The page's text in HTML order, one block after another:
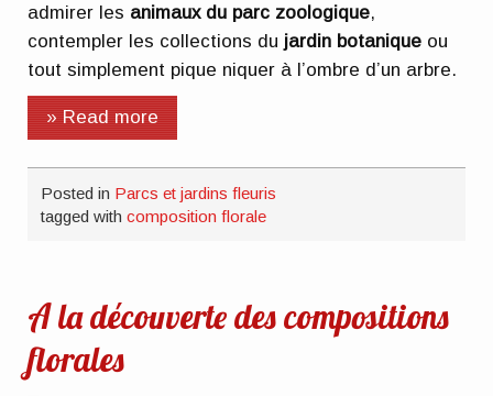
admirer les animaux du parc zoologique,
contempler les collections du jardin botanique ou
tout simplement pique niquer à l’ombre d’un arbre.
» Read more
Posted in Parcs et jardins fleuris
tagged withcomposition florale
A la découverte des compositions
florales